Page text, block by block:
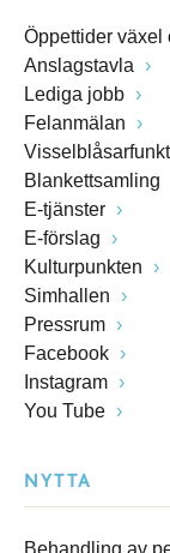
Öppettider växel
Anslagstavla
Lediga jobb
Felanmälan
Blankettsamling
E-tjänster
E-förslag
Kulturpunkten
Simhallen
Pressrum
Facebook
Instagram
You Tube
NYTTA
Behandling av